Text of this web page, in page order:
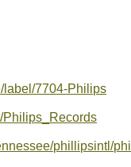
label/7704-Philips
Philips_Records
phillipsintl/